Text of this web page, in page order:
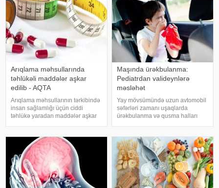
Arıqlama məhsullarında
təhlükəli maddələr aşkar
edilib - AQTA
Arıqlama məhsullarının tərkibində
insan sağlamlığı üçün ciddi
təhlükə yaradan maddələr aşkar
Təhlükəsizliyi Agentliyinin (AQTA)
Qida təhlükəsizliyi şöbəsinin
müdir
Maşında ürəkbulanma:
Pediatrdan valideynlərə
məsləhət
Yay mövsümündə uzun avtomobil
səfərləri zamanı uşaqlarda
ürəkbulanma və qusma halları
beynin gözlərdən və bədənin
hərəkətindən gələn siqnallar
arasındakı uyğunsuzluqda